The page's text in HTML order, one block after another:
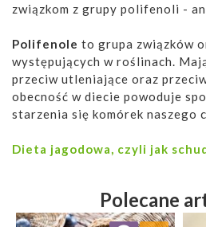
związkom z grupy polifenoli -
Polifenole to grupa związków
występujących w roślinach.
przeciw utleniające oraz
obecność w diecie powoduje
starzenia się komórek naszego
Dieta jagodowa, czyli jak
Polecane
Dodaj do ulubionych